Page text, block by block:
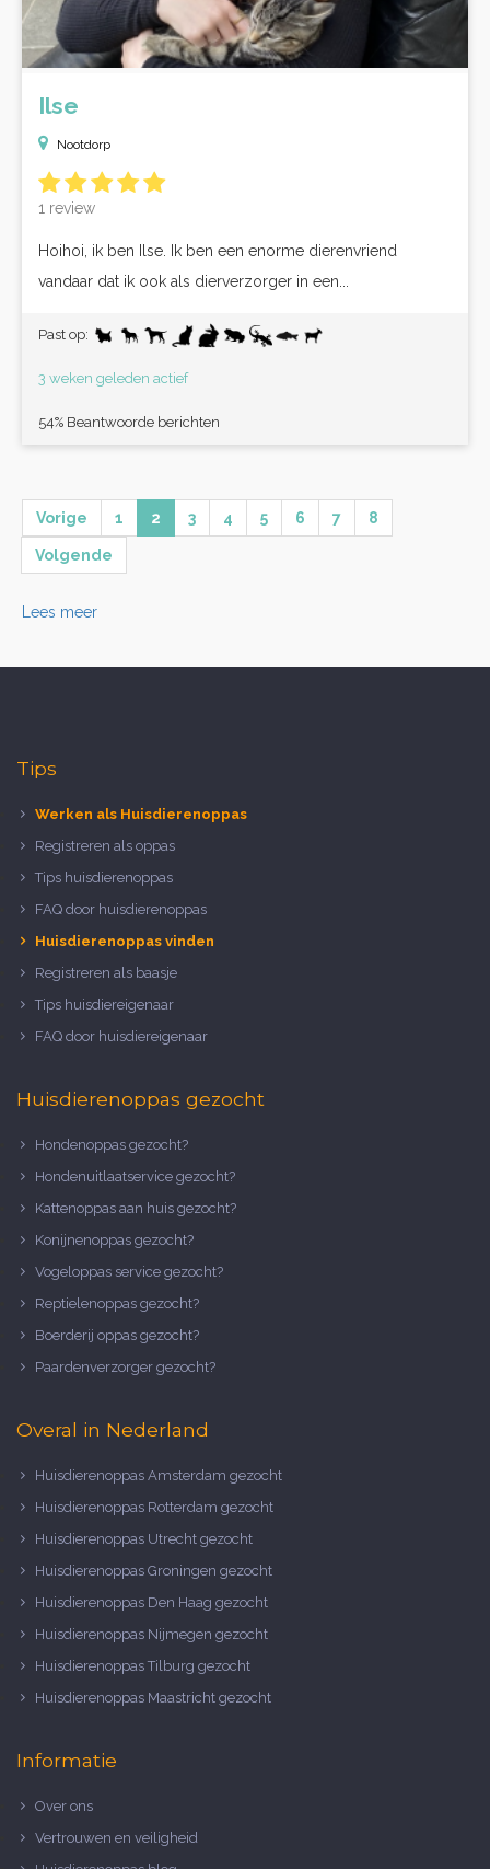
Ilse
Nootdorp
1 review
Hoihoi, ik ben Ilse. Ik ben een enorme dierenvriend
vandaar dat ik ook als dierverzorger in een...
Past op:
3 weken geleden actief
54% Beantwoorde berichten
Vorige 1 2 3 4 5 6 7 8
Volgende
Lees meer
Tips
Werken als Huisdierenoppas
Registreren als oppas
Tips huisdierenoppas
FAQ door huisdierenoppas
Huisdierenoppas vinden
Registreren als baasje
Tips huisdiereigenaar
FAQ door huisdiereigenaar
Huisdierenoppas gezocht
Hondenoppas gezocht?
Hondenuitlaatservice gezocht?
Kattenoppas aan huis gezocht?
Konijnenoppas gezocht?
Vogeloppas service gezocht?
Reptielenoppas gezocht?
Boerderij oppas gezocht?
Paardenverzorger gezocht?
Overal in Nederland
Huisdierenoppas Amsterdam gezocht
Huisdierenoppas Rotterdam gezocht
Huisdierenoppas Utrecht gezocht
Huisdierenoppas Groningen gezocht
Huisdierenoppas Den Haag gezocht
Huisdierenoppas Nijmegen gezocht
Huisdierenoppas Tilburg gezocht
Huisdierenoppas Maastricht gezocht
Informatie
Over ons
Vertrouwen en veiligheid